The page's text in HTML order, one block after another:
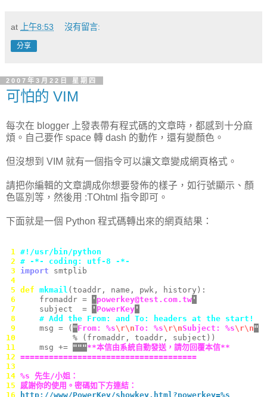
at 上午8:53 沒有留言:
分享
2007年3月22日 星期四
可怕的 VIM
每次在 blogger 上發表帶有程式碼的文章時，都感到十分麻
煩。自己要作 space 轉 dash 的動作，還有變顏色。
但沒想到 VIM 就有一個指令可以讓文章變成網頁格式。
請把你編輯的文章調成你想要發佈的樣子，如行號顯示、顏
色區別等，然後用 :TOhtml 指令即可。
下面就是一個 Python 程式碼轉出來的網頁結果：
1 #!/usr/bin/python
2 # -*- coding: utf-8 -*-
3 import smtplib
4
5 def mkmail (toaddr, name, pwk, history):
6
    fromaddr =
' powerkey@test.com.tw '
7
    subject  =
' PowerKey '
8
# Add the From: and To: headers at the start!
9
    msg = (
"From: %s\r\nTo: %s\r\nSubject: %s\r\n"
10
           % (fromaddr, toaddr, subject))
11
    msg +=
"""**本信由系統自動發送，請勿回覆本信**
12 =====================================
13
14 %s 先生/小姐：
15 感謝你的使用。密碼如下方連結：
16
http://www/PowerKey/showkey.html?powerkey=%s